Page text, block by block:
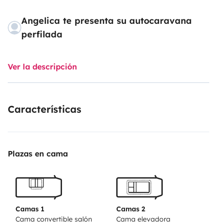
Angelica te presenta su autocaravana
perfilada
Ver la descripción
Características
Plazas en cama
Camas 1
Cama convertible salón
Camas 2
Cama elevadora